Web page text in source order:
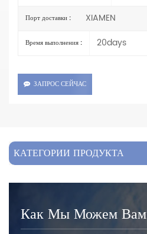
Порт доставки : XIAMEN
Время выполнения : 20days
ЗАПРОС СЕЙЧАС
КАТЕГОРИИ ПРОДУКТА
Как Мы Можем